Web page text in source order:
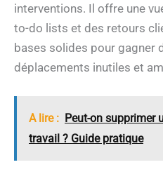
interventions. Il offre une
to-do lists et des retours
bases solides pour gagner
déplacements inutiles et
A lire : Peut-on supprimer
travail ? Guide pratique